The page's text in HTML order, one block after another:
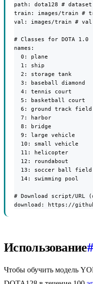
path: dota128 #
train: images/train #
val: images/train #
# Classes for DOTA 1.0
names:
  0: plane
  1: ship
  2: storage tank
  3: baseball diamond
  4: tennis court
  5: basketball court
  6: ground track field
  7: harbor
  8: bridge
  9: large vehicle
  10: small vehicle
  11: helicopter
  12: roundabout
  13: soccer ball field
  14: swimming pool
# Download script/URL
download: https://
Использование#
Чтобы обучить модель